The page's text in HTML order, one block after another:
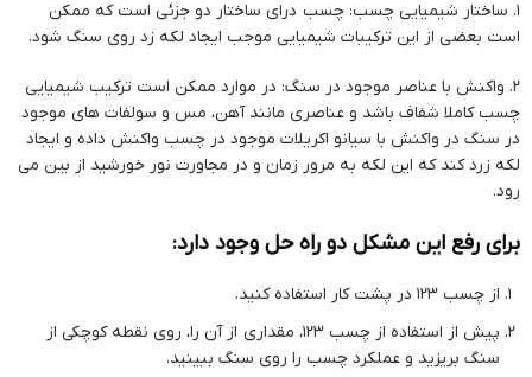
1. ساختار شیمیایی چسب: چسب درای ساختار دو جزئی است که ممکن
است بعضی از این ترکیبات شیمیایی موجب ایجاد لکه زد روی سنگ شود.
2. واکنش با عناصر موجود در سنگ: در موارد ممکن است ترکیب شیمیایی
چسب کاملا شفاف باشد و عناصری مانند آهن، مس و سولفات های موجود
در سنگ در واکنش با سیانو اکریلات موجود در چسب واکنش داده و ایجاد
لکه زرد کند که این لکه به مرور زمان و در مجاورت نور خورشید از بین می
رود.
برای رفع این مشکل دو راه حل وجود دارد:
از چسب 123 در پشت کار استفاده کنید.
پیش از استفاده از چسب 123، مقداری از آن را، روی نقطه کوچکی از
سنگ بریزید و عملکرد چسب را روی سنگ ببینید.